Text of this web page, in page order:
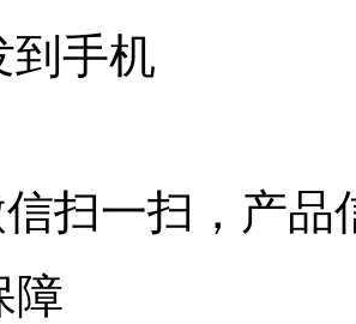
到手机
扫一扫，产品
障